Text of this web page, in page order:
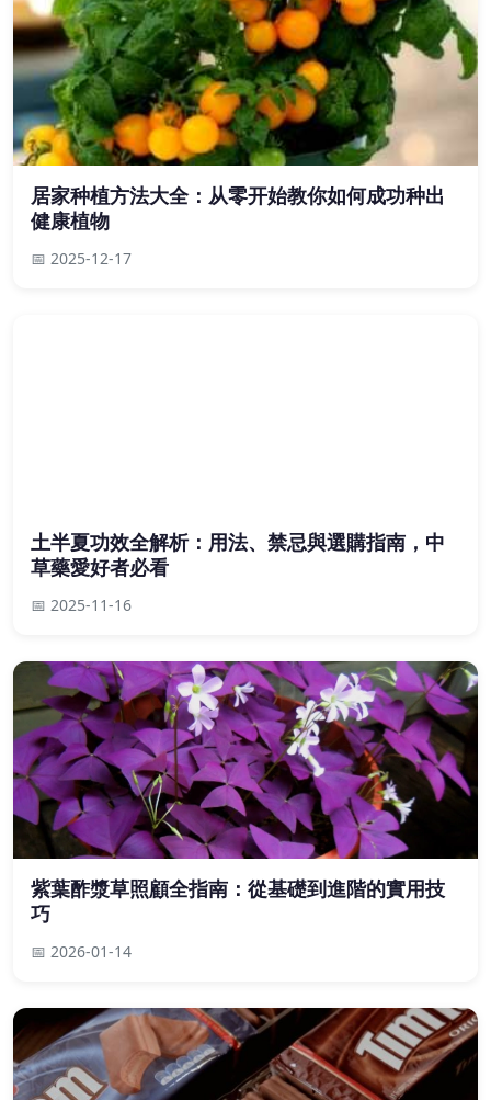
居家种植方法大全：从零开始教你如何成功种出
健康植物
📅 2025-12-17
土半夏功效全解析：用法、禁忌與選購指南，中
草藥愛好者必看
📅 2025-11-16
紫葉酢漿草照顧全指南：從基礎到進階的實用技
巧
📅 2026-01-14